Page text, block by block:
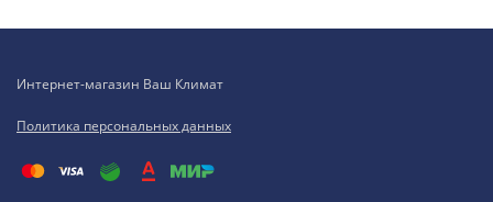
Интернет-магазин Ваш Климат
Политика персональных данных